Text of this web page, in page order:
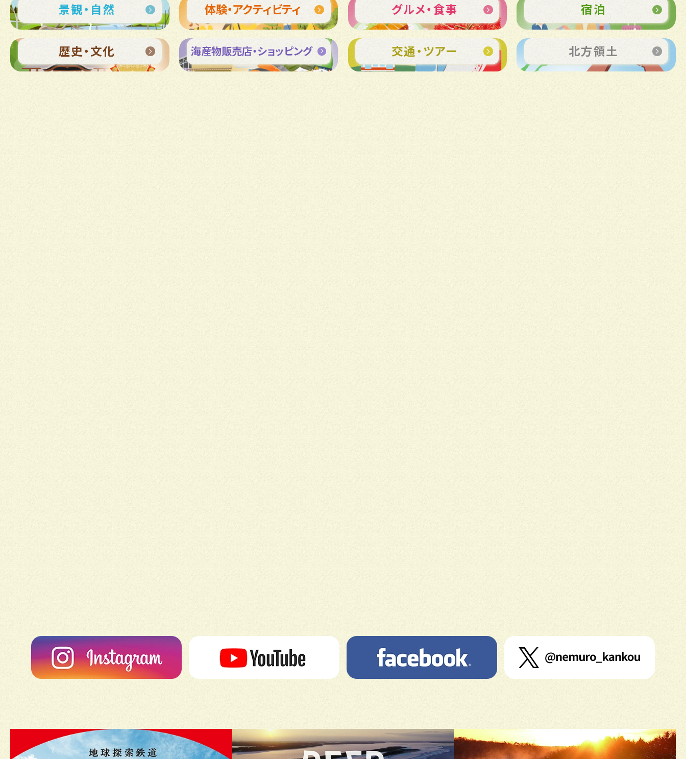
景観・自然 体験・アクティビティ グルメ・食事 宿泊
歴史・文化 海産物販売店・ショッピング 交通・ツアー 北方領土